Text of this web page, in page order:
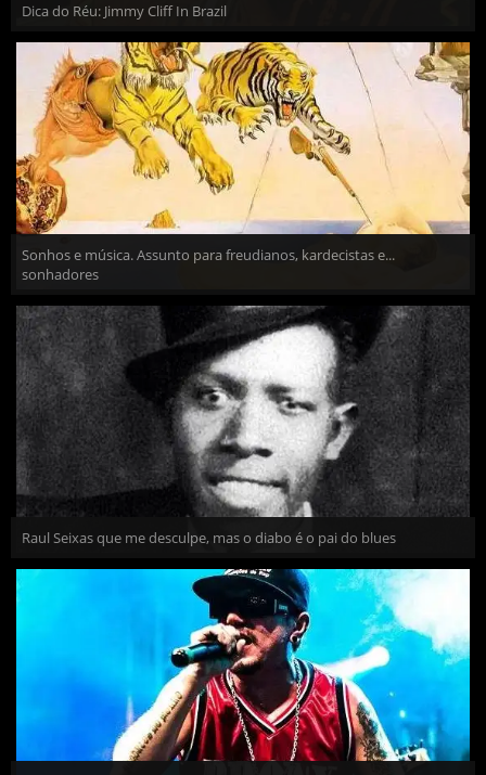
Dica do Réu: Jimmy Cliff In Brazil
Sonhos e música. Assunto para freudianos, kardecistas e...
sonhadores
Raul Seixas que me desculpe, mas o diabo é o pai do blues